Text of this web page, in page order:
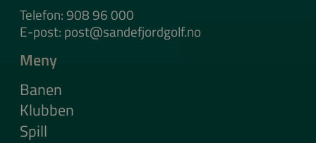
Telefon: 908 96 000
E-post: post@sandefjordgolf.no
Meny
Banen
Klubben
Spill